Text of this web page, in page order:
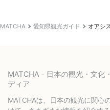
MATCHA 愛知県観光ガイド オアシ
MATCHA - 日本の観光・文化
ディア
MATCHAは、日本の観光に関心